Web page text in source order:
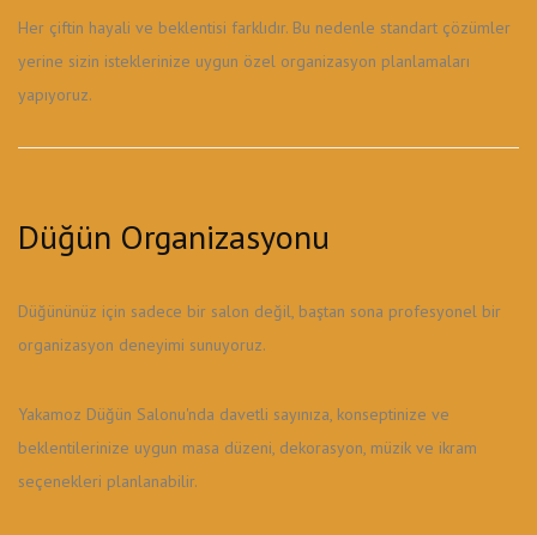
Her çiftin hayali ve beklentisi farklıdır. Bu nedenle standart çözümler
yerine sizin isteklerinize uygun özel organizasyon planlamaları
yapıyoruz.
Düğün Organizasyonu
Düğününüz için sadece bir salon değil, baştan sona profesyonel bir
organizasyon deneyimi sunuyoruz.
Yakamoz Düğün Salonu'nda davetli sayınıza, konseptinize ve
beklentilerinize uygun masa düzeni, dekorasyon, müzik ve ikram
seçenekleri planlanabilir.